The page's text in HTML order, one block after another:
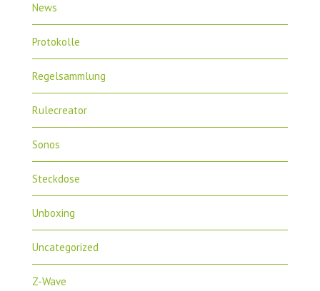
News
Protokolle
Regelsammlung
Rulecreator
Sonos
Steckdose
Unboxing
Uncategorized
Z-Wave